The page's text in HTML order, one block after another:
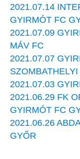
2021.07.14
GYIRMÓT FC
2021.07.09
MÁV FC
2021.07.07
2021.07.03
2021.06.29 FK
GYIRMÓT FC
2021.06.26
GYŐR